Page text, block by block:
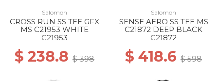
Salomon
CROSS RUN SS TEE GFX
MS C21953 WHITE
C21953
$ 238.8 $ 398
Salomon
SENSE AERO SS TEE MS
C21872 DEEP BLACK
C21872
$ 418.6 $ 598